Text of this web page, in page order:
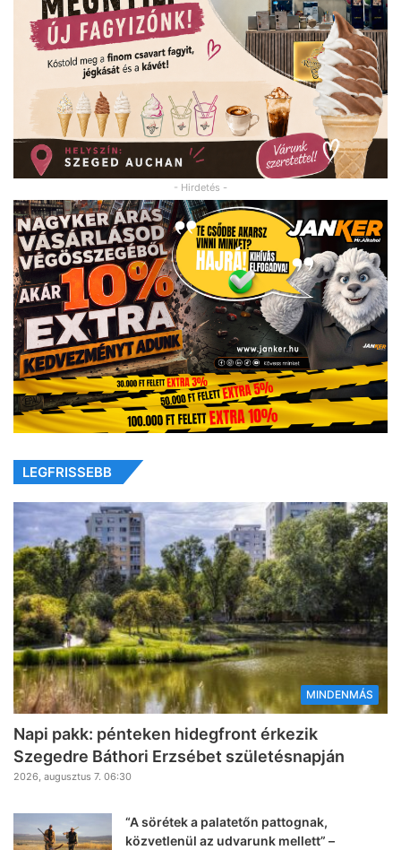
- Hirdetés -
LEGFRISSEBB
MINDENMÁS
Napi pakk: pénteken hidegfront érkezik
Szegedre Báthori Erzsébet születésnapján
2026, augusztus 7. 06:30
“A sörétek a palatetőn pattognak,
közvetlenül az udvarunk mellett” –